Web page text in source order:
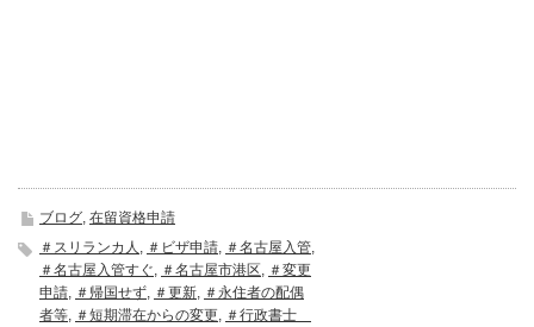
ブログ, 在留資格申請
＃スリランカ人 , ＃ビザ申請, ＃名古屋入管,
＃名古屋入管すぐ, ＃名古屋市港区, ＃変更
申請, ＃帰国せず, ＃更新, ＃永住者の配偶
者等, ＃短期滞在からの変更, ＃行政書士